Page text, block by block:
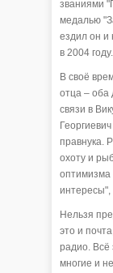
званиями
медалью
ездил он
в 2004 году.
В своё
отца – оба
связи в
правнука.
охоту и
оптимизма
интересы",
Нельзя
это и
радио. Всё
многие и